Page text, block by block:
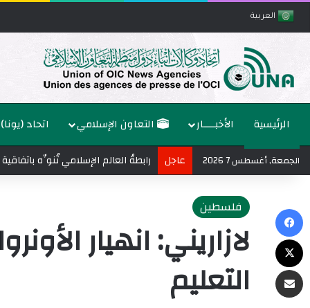
العربية
الرئيسية الأخبــــار التعاون الإسلامي اتحاد (يونا)
الجمعة, أغسطس 7 2026 عاجل رابطةُ العالم الإسلامي تُنوِّه
فلسطين
لازاريني: انهيار
التعليم
فيسبوك